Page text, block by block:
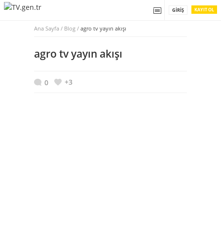
KAYIT OL
GIRIŞ
Ana Sayfa / Blog / agro tv yayın akışı
agro tv yayın akışı
0 +3